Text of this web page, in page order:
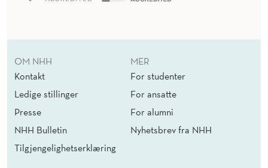
OM NHH
Kontakt
Ledige stillinger
Presse
NHH Bulletin
Tilgjengelighetserklæring
MER
For studenter
For ansatte
For alumni
Nyhetsbrev fra NHH